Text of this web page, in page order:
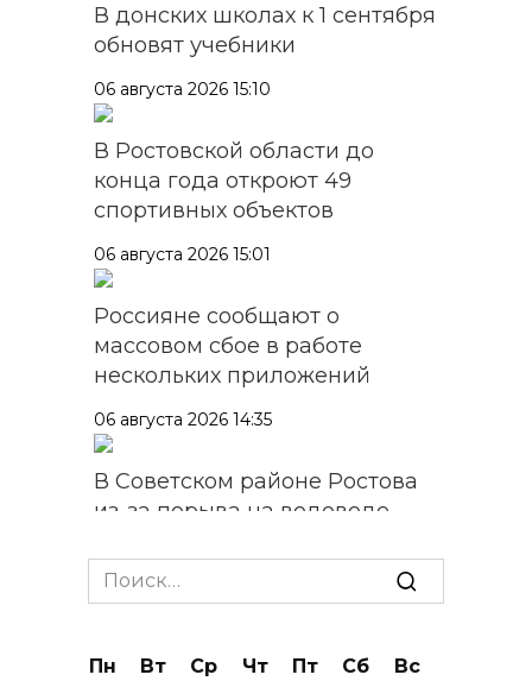
В донских школах к 1 сентября
обновят учебники
06 августа 2026 15:10
В Ростовской области до
конца года откроют 49
спортивных объектов
06 августа 2026 15:01
Россияне сообщают о
массовом сбое в работе
нескольких приложений
06 августа 2026 14:35
В Советском районе Ростова
из-за порыва на водоводе
06 августа 2026 14:28
Search
for:
Пн Вт Ср Чт Пт Сб
Вс